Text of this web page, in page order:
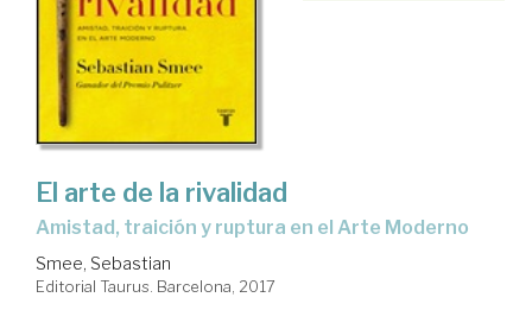
El arte de la rivalidad
amistad, traición y ruptura en el Arte Moderno
Smee, Sebastian
Editorial Taurus. Barcelona, 2017